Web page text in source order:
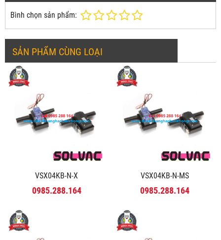
Bình chọn sản phẩm:
SẢN PHẨM CÙNG LOẠI
VSX04KB-N-X
0985.288.164
VSX04KB-N-MS
0985.288.164